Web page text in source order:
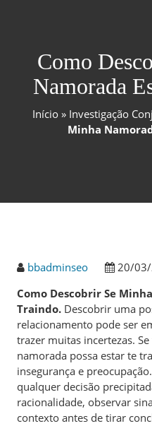
Como
Namorada
Início» Investigação
Minha
bbadminseo
20/
Como Descobrir Se
Traindo. Descobrir uma
relacionamento pode ser
trazer muitas incertezas.
namorada possa estar te
insegurança e
qualquer decisão
racionalidade, observar
contexto antes de tirar